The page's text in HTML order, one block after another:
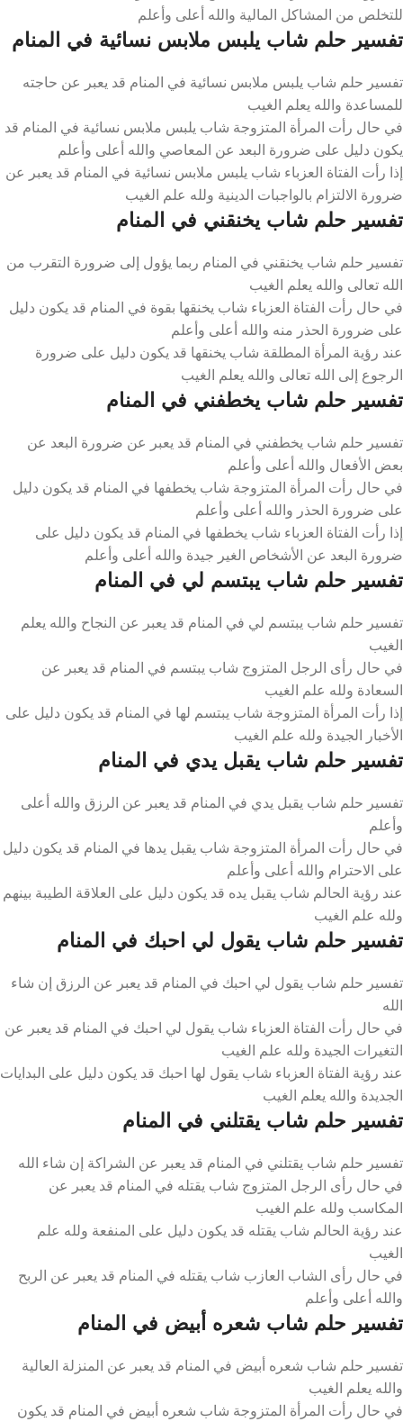
للتخلص من المشاكل المالية والله أعلى وأعلم
تفسير حلم شاب يلبس ملابس نسائية في المنام
تفسير حلم شاب يلبس ملابس نسائية في المنام قد يعبر عن حاجته
للمساعدة والله يعلم الغيب
في حال رأت المرأة المتزوجة شاب يلبس ملابس نسائية في المنام قد
يكون دليل على ضرورة البعد عن المعاصي والله أعلى وأعلم
إذا رأت الفتاة العزباء شاب يلبس ملابس نسائية في المنام قد يعبر عن
ضرورة الالتزام بالواجبات الدينية ولله علم الغيب
تفسير حلم شاب يخنقني في المنام
تفسير حلم شاب يخنقني في المنام ربما يؤول إلى ضرورة التقرب من
الله تعالى والله يعلم الغيب
في حال رأت الفتاة العزباء شاب يخنقها بقوة في المنام قد يكون دليل
على ضرورة الحذر منه والله أعلى وأعلم
عند رؤية المرأة المطلقة شاب يخنقها قد يكون دليل على ضرورة
الرجوع إلى الله تعالى والله يعلم الغيب
تفسير حلم شاب يخطفني في المنام
تفسير حلم شاب يخطفني في المنام قد يعبر عن ضرورة البعد عن
بعض الأفعال والله أعلى وأعلم
في حال رأت المرأة المتزوجة شاب يخطفها في المنام قد يكون دليل
على ضرورة الحذر والله أعلى وأعلم
إذا رأت الفتاة العزباء شاب يخطفها في المنام قد يكون دليل على
ضرورة البعد عن الأشخاص الغير جيدة والله أعلى وأعلم
تفسير حلم شاب يبتسم لي في المنام
تفسير حلم شاب يبتسم لي في المنام قد يعبر عن النجاح والله يعلم
الغيب
في حال رأى الرجل المتزوج شاب يبتسم في المنام قد يعبر عن
السعادة ولله علم الغيب
إذا رأت المرأة المتزوجة شاب يبتسم لها في المنام قد يكون دليل على
الأخبار الجيدة ولله علم الغيب
تفسير حلم شاب يقبل يدي في المنام
تفسير حلم شاب يقبل يدي في المنام قد يعبر عن الرزق والله أعلى
وأعلم
في حال رأت المرأة المتزوجة شاب يقبل يدها في المنام قد يكون دليل
على الاحترام والله أعلى وأعلم
عند رؤية الحالم شاب يقبل يده قد يكون دليل على العلاقة الطيبة بينهم
ولله علم الغيب
تفسير حلم شاب يقول لي احبك في المنام
تفسير حلم شاب يقول لي احبك في المنام قد يعبر عن الرزق إن شاء
الله
في حال رأت الفتاة العزباء شاب يقول لي احبك في المنام قد يعبر عن
التغيرات الجيدة ولله علم الغيب
عند رؤية الفتاة العزباء شاب يقول لها احبك قد يكون دليل على البدايات
الجديدة والله يعلم الغيب
تفسير حلم شاب يقتلني في المنام
تفسير حلم شاب يقتلني في المنام قد يعبر عن الشراكة إن شاء الله
في حال رأى الرجل المتزوج شاب يقتله في المنام قد يعبر عن
المكاسب ولله علم الغيب
عند رؤية الحالم شاب يقتله قد يكون دليل على المنفعة ولله علم
الغيب
في حال رأى الشاب العازب شاب يقتله في المنام قد يعبر عن الربح
والله أعلى وأعلم
تفسير حلم شاب شعره أبيض في المنام
تفسير حلم شاب شعره أبيض في المنام قد يعبر عن المنزلة العالية
والله يعلم الغيب
في حال رأت المرأة المتزوجة شاب شعره أبيض في المنام قد يكون